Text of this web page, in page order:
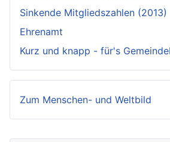
Sinkende Mitgliedszahlen (2013)
Ehrenamt
Kurz und knapp - für's
Zum Menschen- und Weltbild